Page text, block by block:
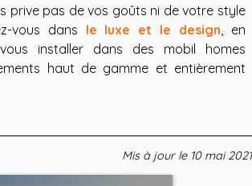
prive pas de vos goûts ni de votre style
vous dans le luxe et le design, en
installer dans des mobil homes
haut de gamme et entièrement
Mis à jour le 10 mai 2021